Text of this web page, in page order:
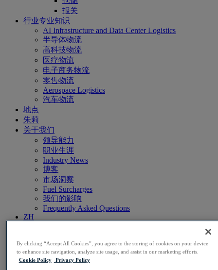
报关
行业专业知识
AI Infrastructure and Data Center Logistics
半导体物流
高科技物流
医疗物流
电子商务物流
零售物流
Aerospace Logistics
汽车物流
地点
朱莉
关于我们
领导能力
职业生涯
Industry News
博客
市场洞察
Fuel Surcharges
我们的影响
Frequently Asked Questions
ZH
NL
DE
JA
By clicking “Accept All Cookies”, you agree to the storing of cookies on your device
to enhance site navigation, analyze site usage, and assist in our marketing efforts.
Cookie Policy
Privacy Policy